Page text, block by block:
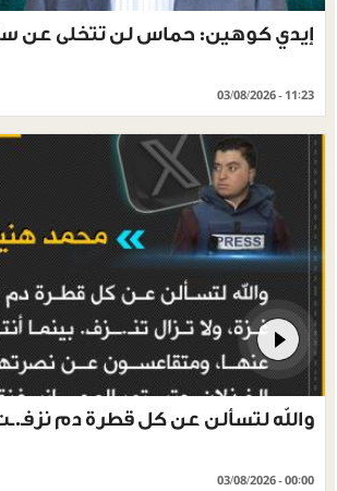
إيدي كوهين: حماس لن تتخلى عن
03/08/2026 - 11:23
والله لتسألن عن كل قطرة دم
03/08/2026 - 00:00